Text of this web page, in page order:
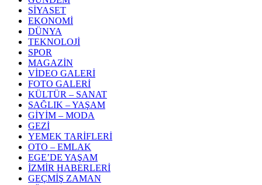
SİYASET
EKONOMİ
DÜNYA
TEKNOLOJİ
SPOR
MAGAZİN
VİDEO GALERİ
FOTO GALERİ
KÜLTÜR – SANAT
SAĞLIK – YAŞAM
GİYİM – MODA
GEZİ
YEMEK TARİFLERİ
OTO – EMLAK
EGE’DE YAŞAM
İZMİR HABERLERİ
GEÇMİŞ ZAMAN